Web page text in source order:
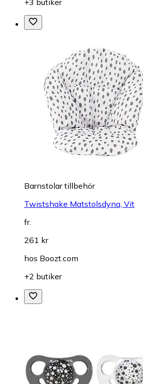
+3 butiker
Barnstolar tillbehör
Twistshake Matstolsdyna, Vit
fr.
261 kr
hos Boozt.com
+2 butiker